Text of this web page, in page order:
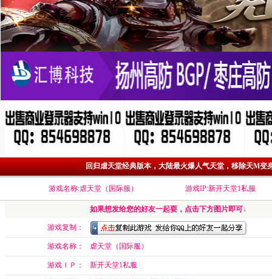
回归虐天堂经典版本，大陆最火爆人气天堂，移除天M变
游戏名称:虐天堂（国际服） 游戏IP:新开天堂1私服
如果想发给您的好友一起耍，点击下方图片即可↓
游戏复制：
游戏名称： 虐天堂（国际服）
游戏ＩＰ： 新开天堂1私服